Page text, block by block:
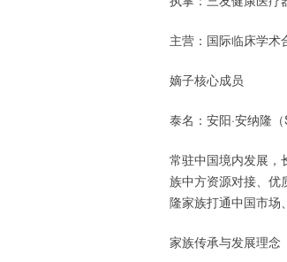
主营：国际临床学术
嫡子核心成员
泰名：安阳·安纳隆
常驻中国境内发展，
族中方资源对接、优
隆家族打通中国市场
家族传承与发展理念